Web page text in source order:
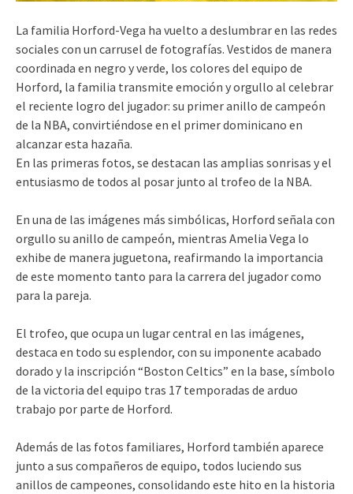
La familia Horford-Vega ha vuelto a deslumbrar en las redes
sociales con un carrusel de fotografías. Vestidos de manera
coordinada en negro y verde, los colores del equipo de
Horford, la familia transmite emoción y orgullo al celebrar
el reciente logro del jugador: su primer anillo de campeón
de la NBA, convirtiéndose en el primer dominicano en
alcanzar esta hazaña.
En las primeras fotos, se destacan las amplias sonrisas y el
entusiasmo de todos al posar junto al trofeo de la NBA.
En una de las imágenes más simbólicas, Horford señala con
orgullo su anillo de campeón, mientras Amelia Vega lo
exhibe de manera juguetona, reafirmando la importancia
de este momento tanto para la carrera del jugador como
para la pareja.
El trofeo, que ocupa un lugar central en las imágenes,
destaca en todo su esplendor, con su imponente acabado
dorado y la inscripción “Boston Celtics” en la base, símbolo
de la victoria del equipo tras 17 temporadas de arduo
trabajo por parte de Horford.
Además de las fotos familiares, Horford también aparece
junto a sus compañeros de equipo, todos luciendo sus
anillos de campeones, consolidando este hito en la historia